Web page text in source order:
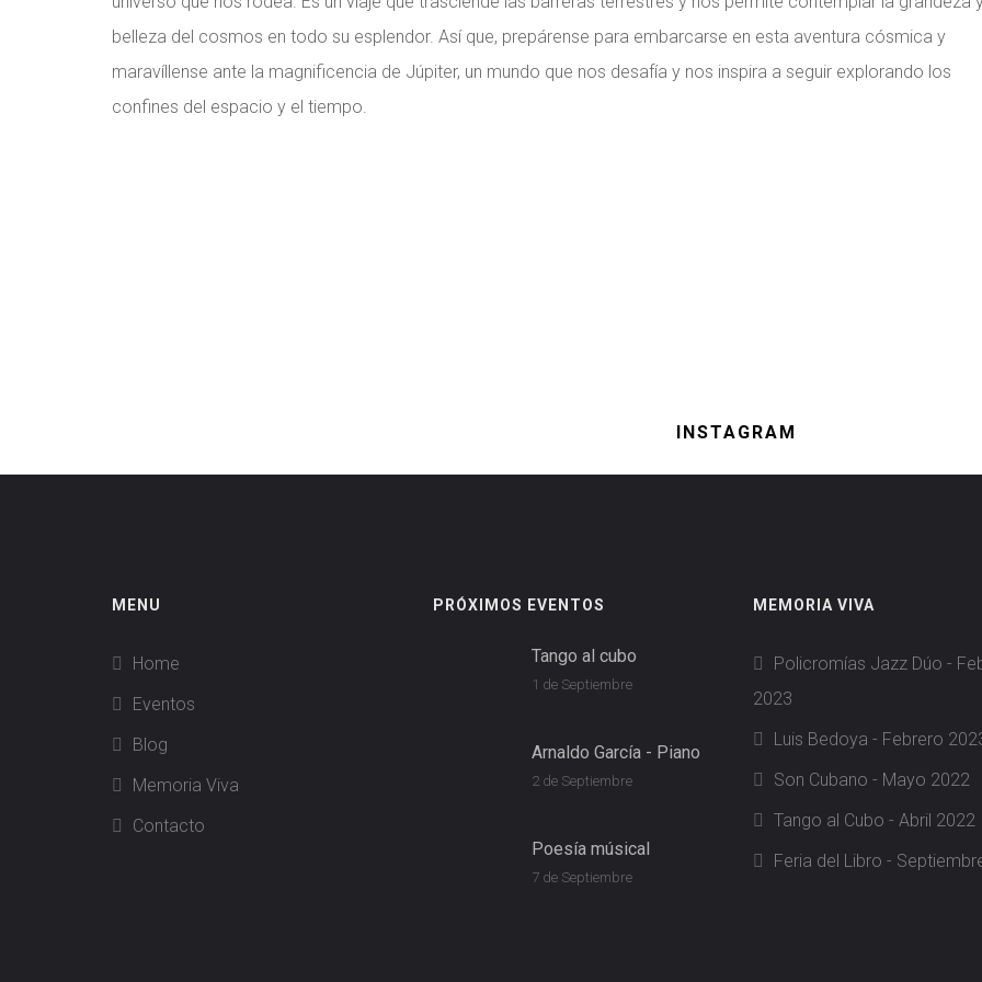
belleza del cosmos en todo su esplendor. Así que, prepárense para embarcarse en esta aventura cósmica y
maravíllense ante la magnificencia de Júpiter, un mundo que nos desafía y nos inspira a seguir explorando los
confines del espacio y el tiempo.
INSTAGRAM
MENU
Home
Eventos
Blog
Memoria Viva
Contacto
PRÓXIMOS EVENTOS
Tango al cubo
1 de Septiembre
Arnaldo García - Piano
2 de Septiembre
Poesía músical
7 de Septiembre
MEMORIA VIVA
Policromías Jazz Dúo -
2023
Luis Bedoya - Febrero
Son Cubano - Mayo 2022
Tango al Cubo - Abril 2022
Feria del Libro -